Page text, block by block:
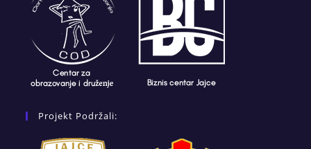
Projekt Podržali: